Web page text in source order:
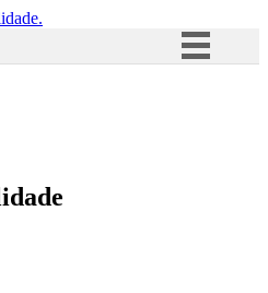
Acesso à informação